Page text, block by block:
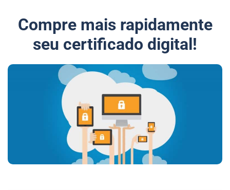
Compre mais rapidamente
seu certificado digital!